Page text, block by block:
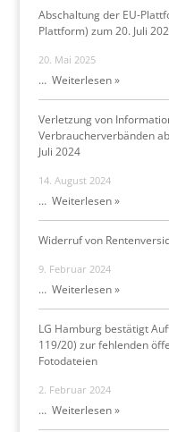
Abschaltung der EU-
Plattform) zum 20. Juli
20. Mai 2025
…Weiterlesen »
Verletzung von
Verbraucherverbänden
Juli 2024
14. August 2024
…Weiterlesen »
Widerruf von
9. Februar 2024
…Weiterlesen »
LG Hamburg bestätigt
119/20) zur fehlenden
Fotodateien
2. Februar 2024
…Weiterlesen »